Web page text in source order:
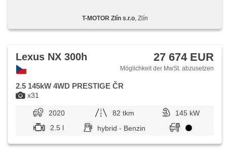
změny jízdního pruhu, přední pohon, Automatikgetriebe
T-MOTOR Zlín s.r.o, Zlín
x31
Lexus NX 300h 27 674 EUR
Möglichkeit der MwSt. abzusetzen
2.5 145kW 4WD PRESTIGE ČR
2020 82 tkm
145 kW
2.5 l
hybrid - Benzin